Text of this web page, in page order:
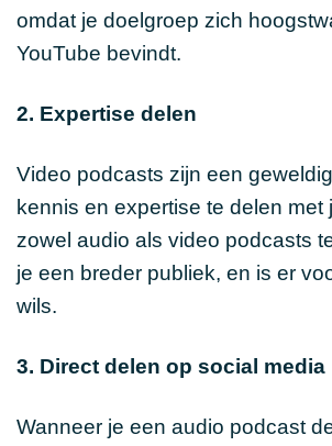
omdat je doelgroep zich
YouTube bevindt.
2. Expertise delen
Video podcasts zijn een
kennis en expertise te delen met
zowel audio als video podcasts
je een breder publiek, en is er
wils.
3. Direct delen op social media
Wanneer je een audio podcast